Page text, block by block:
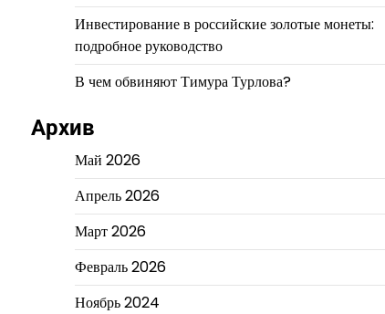
Инвестирование в российские золотые монеты:
подробное руководство
В чем обвиняют Тимура Турлова?
Архив
Май 2026
Апрель 2026
Март 2026
Февраль 2026
Ноябрь 2024